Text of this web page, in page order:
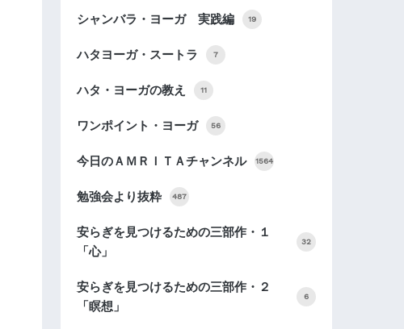
シャンバラ・ヨーガ 実践編 19
ハタヨーガ・スートラ 7
ハタ・ヨーガの教え 11
ワンポイント・ヨーガ 56
今日のＡＭＲＩＴＡチャンネル 1564
勉強会より抜粋 487
安らぎを見つけるための三部作・１
「心」
32
安らぎを見つけるための三部作・２
「瞑想」
6